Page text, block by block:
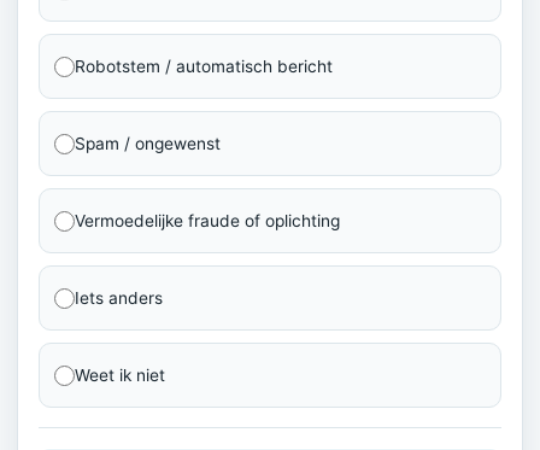
Robotstem / automatisch bericht
Spam / ongewenst
Vermoedelijke fraude of oplichting
Iets anders
Weet ik niet